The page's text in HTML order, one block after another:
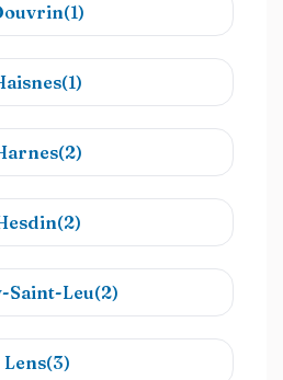
Saint-Leu(2)
Lens(3)